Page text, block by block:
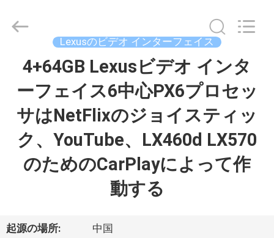
プ
Shenzhen
Xinsongxia
Lexusのビデオ インターフェイス
4+64GB Lexusビデオ インタ
ーフェイス6中心PX6プロセッ
サはNetFlixのジョイスティッ
ク、YouTube、LX460d LX570
のためのCarPlayによって作
動する
起源の場所: 中国